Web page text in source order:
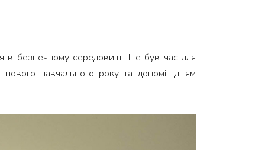
в безпечному середовищі. Це був час для
навчального року та допоміг дітям